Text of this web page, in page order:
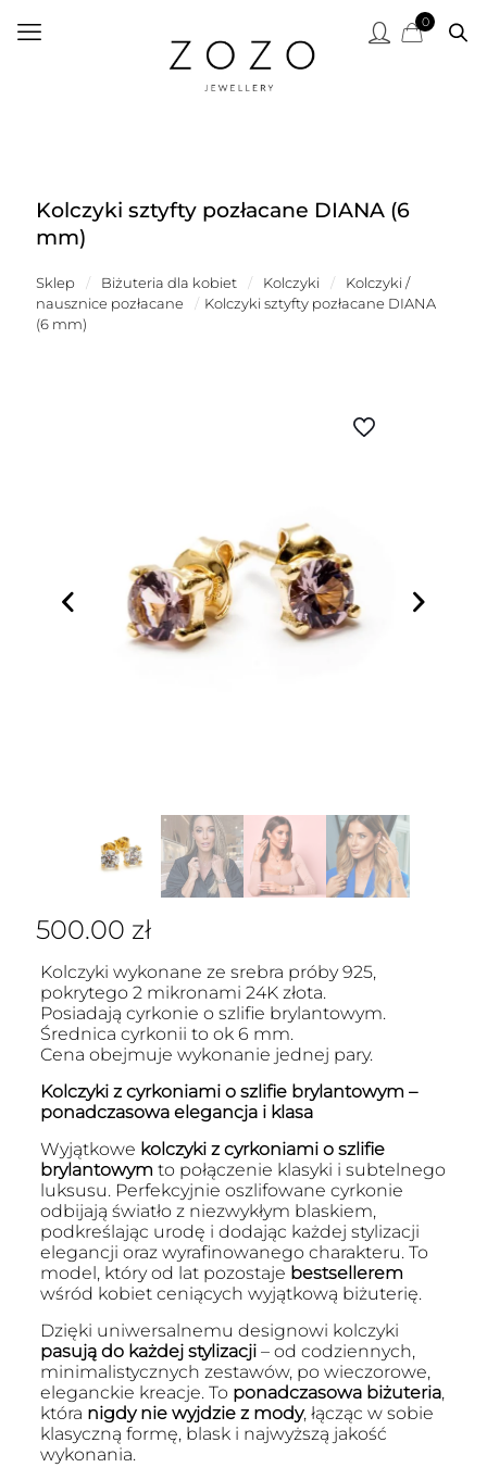
0
Kolczyki sztyfty pozłacane DIANA (6
mm)
Sklep / Biżuteria dla kobiet / Kolczyki /
Kolczyki /
nausznice pozłacane
/ Kolczyki sztyfty pozłacane DIANA
(6 mm)
500.00 zł
Kolczyki wykonane ze srebra próby 925,
pokrytego 2 mikronami 24K złota.
Posiadają cyrkonie o szlifie brylantowym.
Średnica cyrkonii to ok 6 mm.
Cena obejmuje wykonanie jednej pary.
Kolczyki z cyrkoniami o szlifie brylantowym –
ponadczasowa elegancja i klasa
Wyjątkowe kolczyki z cyrkoniami o szlifie
brylantowym to połączenie klasyki i subtelnego
luksusu. Perfekcyjnie oszlifowane cyrkonie
odbijają światło z niezwykłym blaskiem,
podkreślając urodę i dodając każdej stylizacji
elegancji oraz wyrafinowanego charakteru. To
model, który od lat pozostaje bestsellerem
wśród kobiet ceniących wyjątkową biżuterię.
Dzięki uniwersalnemu designowi kolczyki
pasują do każdej stylizacji– od codziennych,
minimalistycznych zestawów, po wieczorowe,
eleganckie kreacje. To ponadczasowa biżuteria,
która nigdy nie wyjdzie z mody, łącząc w sobie
klasyczną formę, blask i najwyższą jakość
wykonania.